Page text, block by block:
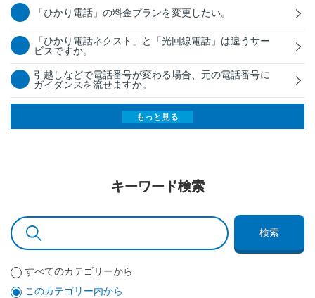
「ひかり電話」の料金プランを変更したい。
「ひかり電話ネクスト」と「光回線電話」は違うサー
ビスですか。
引越しなどで電話番号が変わる場合、元の電話番号に
ガイダンスを流せますか。
もっと見る
キーワード検索
検索
すべてのカテゴリーから
このカテゴリー内から